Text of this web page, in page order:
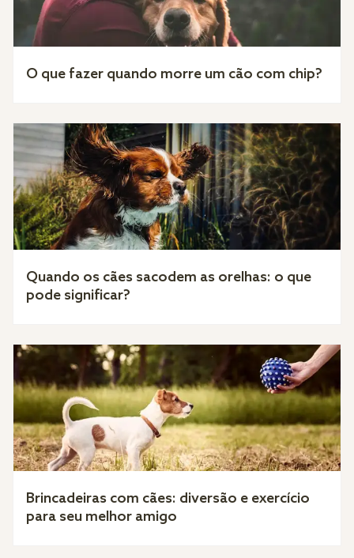
O que fazer quando morre um cão com chip?
Quando os cães sacodem as orelhas: o que
pode significar?
Brincadeiras com cães: diversão e exercício
para seu melhor amigo